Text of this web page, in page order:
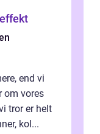
effekt
end vi
om vores
tror er helt
kol...